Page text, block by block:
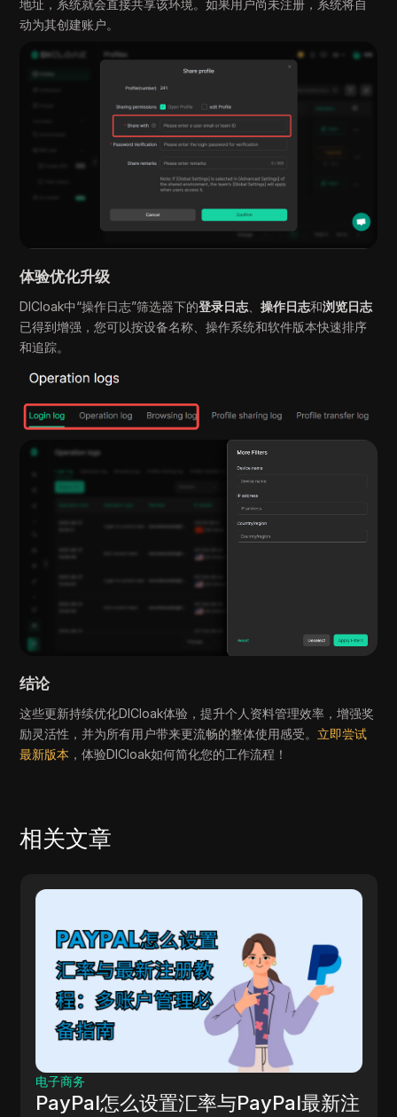
地址，系统就会直接共享该环境。如果用户尚未注册，系统将自
动为其创建账户。
体验优化升级
DICloak中“操作日志”筛选器下的登录日志 、操作日志和浏览日志
已得到增强，您可以按设备名称、操作系统和软件版本快速排序
和追踪。
结论
这些更新持续优化DICloak体验，提升个人资料管理效率，增强奖
励灵活性，并为所有用户带来更流畅的整体使用感受。 立即尝试
最新版本 ，体验DICloak如何简化您的工作流程！
相关文章
电子商务
PayPal怎么设置汇率与PayPal最新注